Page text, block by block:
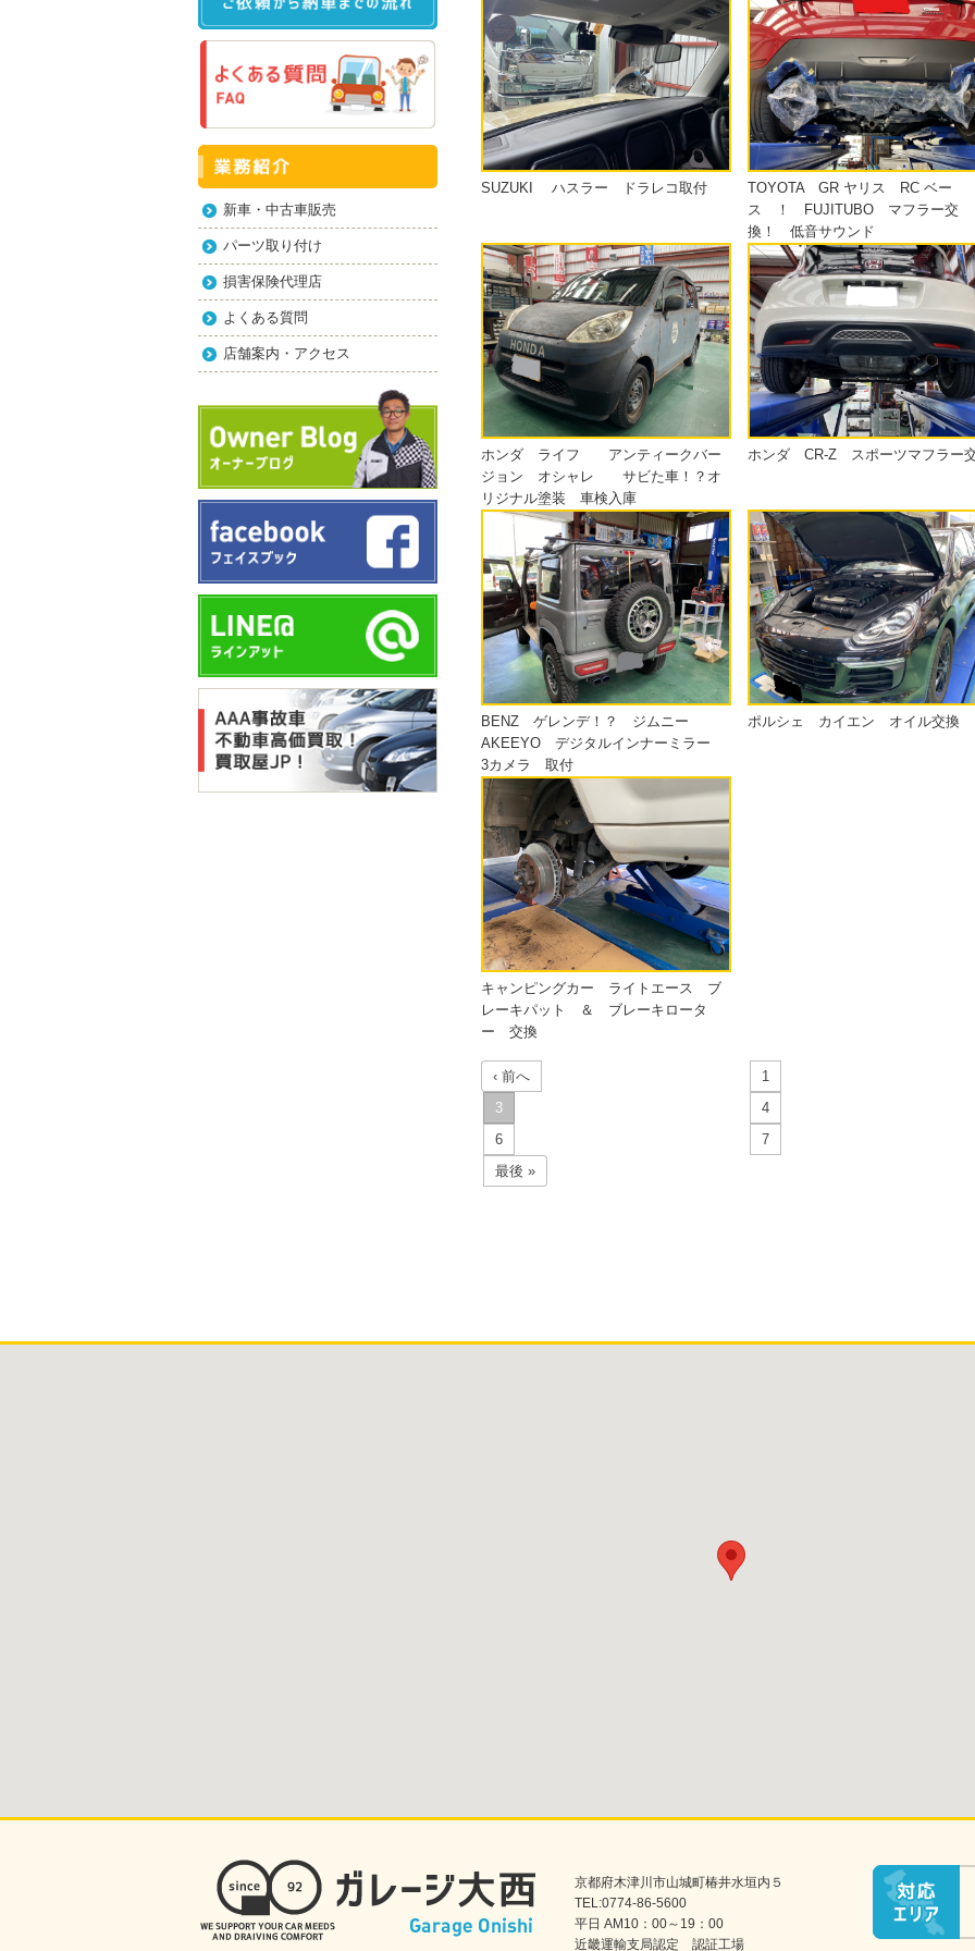
SUZUKI ハスラー ドラレコ取付
TOYOTA GR ヤリス RC ベー
ス ！ FUJITUBO マフラー交
換！ 低音サウンド
ホンダ ライフ アンティークバー
ジョン オシャレ サビた車！？オ
リジナル塗装 車検入庫
ホンダ CR-Z スポーツマフラー
BENZ ゲレンデ！？ ジムニー
AKEEYO デジタルインナーミラー
3カメラ 取付
ポルシェ カイエン オイル交換
キャンピングカー ライトエース ブ
レーキパット ＆ ブレーキロータ
ー 交換
‹ 前へ 1
3
4
6
7
最後 »
新車・中古車販売
パーツ取り付け
損害保険代理店
よくある質問
店舗案内・アクセス
京都府木津川市山城町椿井水垣内５
TEL:0774-86-5600
平日 AM10：00～19：00
近畿運輸支局認定 認証工場